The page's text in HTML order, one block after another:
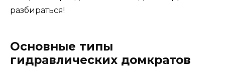
разбираться!
Основные типы
гидравлических домкратов